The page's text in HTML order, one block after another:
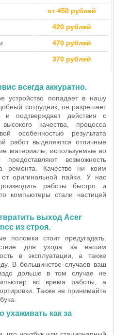
от 450 рублей
420 рублей
470 рублей
370 рублей
всегда аккуратно.
устройство попадает в нашу
сотрудник, он разрешает
подтверждает действия с
качества, процесса
особенностью результата
работ выделяются отличные
материалы, используемые во
возможность
ремонта. Качество ни коим
оригинальной пайки. У нас
работы быстро и
компьютеры стали частицей
выход Acer
из строя.
поломки стоит предугадать.
для ухода за вашим
в эксплуатации, а также
В большинстве случаев ваш
дольше в том случае не
во время работы, а
Также не принимайте
ухаживать как за